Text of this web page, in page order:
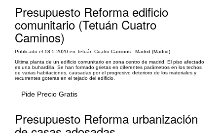
Presupuesto Reforma edificio
comunitario (Tetuán Cuatro
Caminos)
Publicado el 18-5-2020 en Tetuán Cuatro Caminos - Madrid (Madrid)
Ultima planta de un edificio comunitario en zona centro de madrid. El piso afectado
es una buhardilla. Se han formado grietas en diferentes parámetros en los techos
de varias habitaciones, causadas por el progresivo deterioro de los materiales y
recurrentes goteras en el tejado del edificio.
Pide Precio Gratis
Presupuesto Reforma urbanización